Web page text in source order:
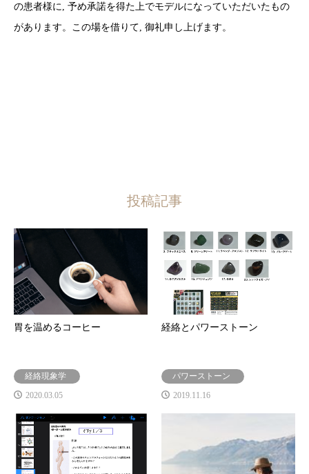
の患者様に, 予め承諾を得た上でモデルになっていただいたもの
があります。この場を借りて, 御礼申し上げます。
投稿記事
胃を温めるコーヒー
経絡現象学
2020.03.05
経絡とパワーストーン
パワーストーン
2019.11.16